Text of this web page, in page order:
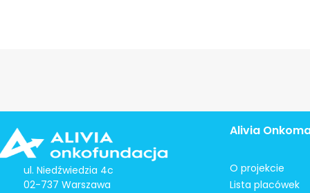
ul. Niedźwiedzia 4c
02-737 Warszawa
Alivia
O projekcie
Lista placówek